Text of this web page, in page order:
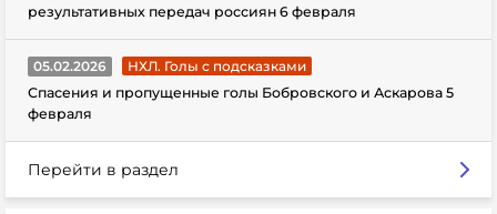
результативных передач россиян 6 февраля
05.02.2026
НХЛ. Голы с подсказками
Спасения и пропущенные голы Бобровского и Аскарова 5
февраля
Перейти в раздел